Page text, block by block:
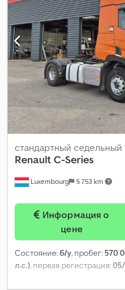
Luxembourg 5 753 km
стандартный седельный
Renault C-Series
цене
Состояние:б/у, пробег: 570
л.с.), первая регистрация:
максимальная